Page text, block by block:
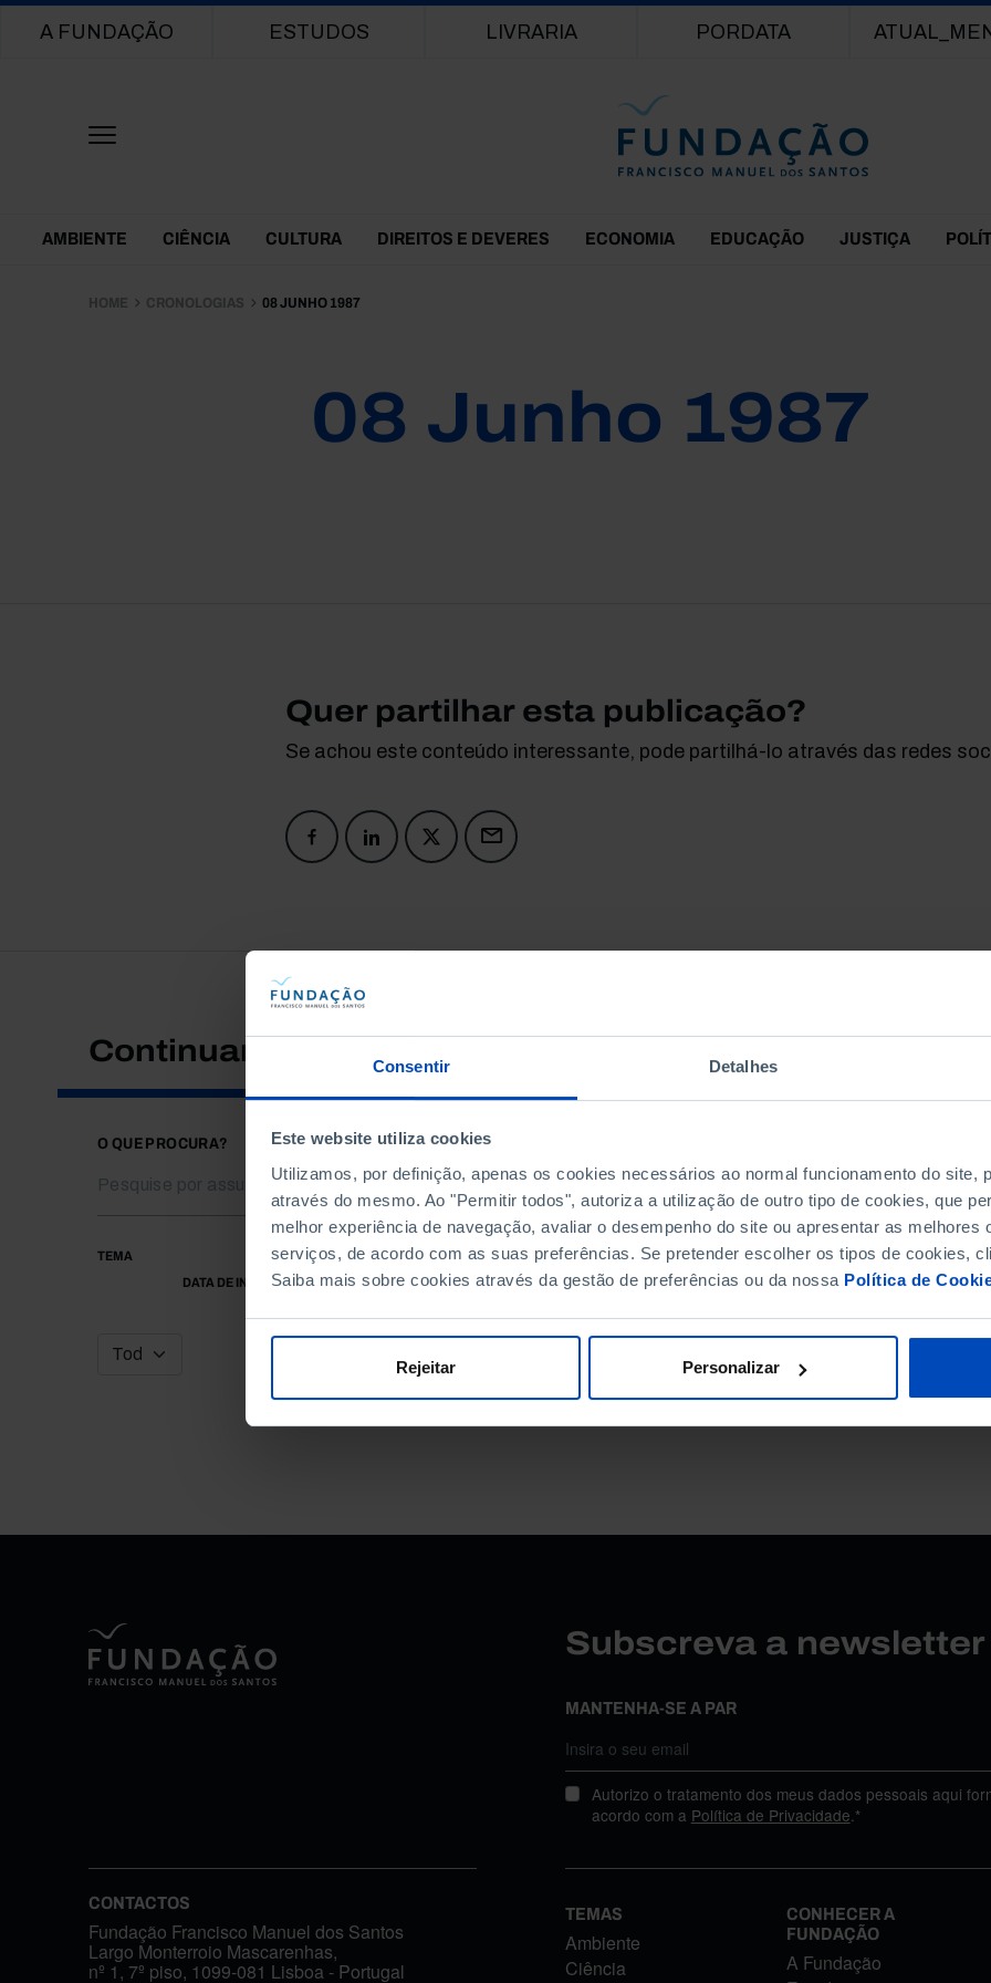
Consentir Detalhes
Este website utiliza cookies
Utilizamos, por definição, apenas os cookies necessários ao normal funcionamento do site,
através do mesmo. Ao "Permitir todos", autoriza a utilização de outro tipo de cookies, que
melhor experiência de navegação, avaliar o desempenho do site ou apresentar as melhores
serviços, de acordo com as suas preferências. Se pretender escolher os tipos de cookies,
Saiba mais sobre cookies através da gestão de preferências ou da nossa Política de
Rejeitar Personalizar
Main navigation
A FUNDAÇÃO ESTUDOS LIVRARIA PORDATA
Themes Menu
AMBIENTE CIÊNCIA CULTURA DIREITOS E DEVERES ECONOMIA EDUCAÇÃO JUSTIÇA
HOME CRONOLOGIAS 08 JUNHO 1987
08 Junho 1987
Quer partilhar esta publicação?
Se achou este conteúdo interessante, pode partilhá-lo através das redes
Continuar a pesquisar
O QUE PROCURA?
TEMA
DATA DE INÍCIO
DATA DE FIM
Subscreva a
MANTENHA-SE A PAR
Autorizo o tratamento dos meus dados pessoais aqui
acordo com a Política de Privacidade.*
CONTACTOS
Fundação Francisco Manuel dos Santos
Largo Monterroio Mascarenhas,
nº 1, 7º piso, 1099-081 Lisboa - Portugal
TEMAS
Ambiente
Ciência
CONHECER A
FUNDAÇÃO
A Fundação